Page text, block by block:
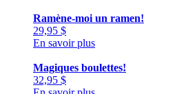
Ramène-moi un ramen!
29,95 $
En savoir plus
Magiques boulettes!
32,95 $